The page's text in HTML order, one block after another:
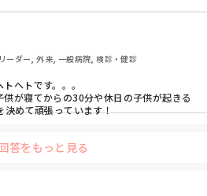
ても残業はリーダーのみ休憩が削られて、
。
整っていると思います。年間休日120日、
消化しています。残業ほぼゼロなので家
炊も増えました。休み希望はあまり出せ
良いですが、裏では陰口多め。暇なときは
す。
ーダー, 外来, 一般病院, 検診・健診
ヘトです。。。
が寝てからの30分や休日の子供が起きる
決めて頑張っています！
答をもっと見る